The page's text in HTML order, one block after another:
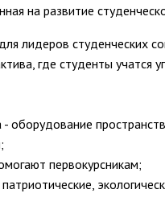
на развитие
лидеров студенческих
где студенты учатся
оборудование
первокурсникам;